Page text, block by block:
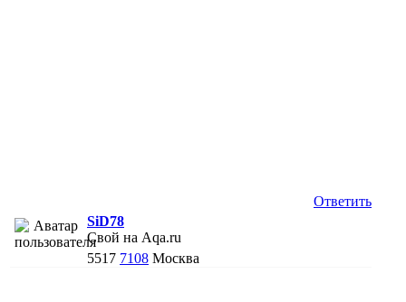
Ответить
SiD78
Свой на Aqa.ru
5517 7108 Москва